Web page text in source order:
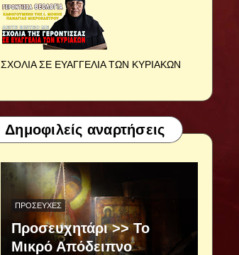
ΣΧΟΛΙΑ ΣΕ ΕΥΑΓΓΕΛΙΑ ΤΩΝ ΚΥΡΙΑΚΩΝ
Δημοφιλείς αναρτήσεις
ΠΡΟΣΕΥΧΈΣ
Προσευχητάρι >> Το
Μικρό Απόδειπνο